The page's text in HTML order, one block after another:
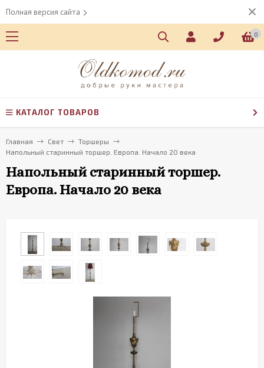
Полная версия сайта
0
КАТАЛОГ ТОВАРОВ
Главная Свет
Торшеры
Напольный старинный торшер. Европа. Начало 20 века
Напольный старинный торшер.
Европа. Начало 20 века